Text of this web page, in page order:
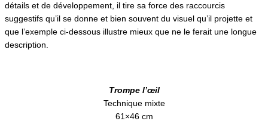
détails et de développement, il tire sa force des raccourcis
suggestifs qu’il se donne et bien souvent du visuel qu’il projette et
que l’exemple ci-dessous illustre mieux que ne le ferait une longue
description.
Trompe l’œil
Technique mixte
61×46 cm